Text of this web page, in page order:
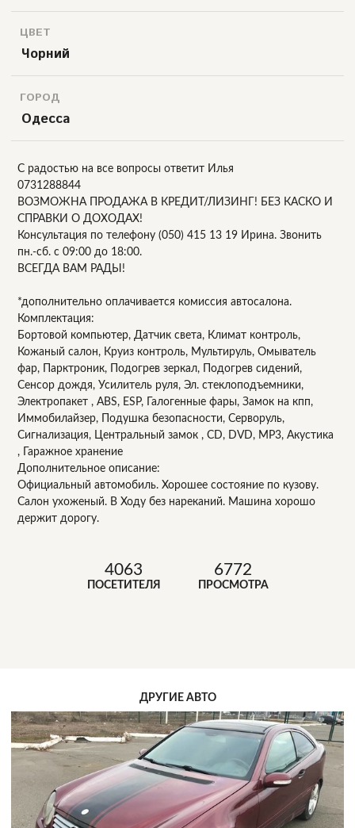
ЦВЕТ
Чорний
ГОРОД
Одесса
С радостью на все вопросы ответит Илья
0731288844
ВОЗМОЖНА ПРОДАЖА В КРЕДИТ/ЛИЗИНГ! БЕЗ КАСКО И
СПРАВКИ О ДОХОДАХ!
Консультация по телефону (050) 415 13 19 Ирина. Звонить
пн.-сб. с 09:00 до 18:00.
ВСЕГДА ВАМ РАДЫ!
*дополнительно оплачивается комиссия автосалона.
Комплектация:
Бортовой компьютер, Датчик света, Климат контроль,
Кожаный салон, Круиз контроль, Мультируль, Омыватель
фар, Парктроник, Подогрев зеркал, Подогрев сидений,
Сенсор дождя, Усилитель руля, Эл. стеклоподъемники,
Электропакет , ABS, ESP, Галогенные фары, Замок на кпп,
Иммобилайзер, Подушка безопасности, Серворуль,
Сигнализация, Центральный замок , CD, DVD, MP3, Акустика
, Гаражное хранение
Дополнительное описание:
Официальный автомобиль. Хорошее состояние по кузову.
Салон ухоженый. В Ходу без нареканий. Машина хорошо
держит дорогу.
4063
ПОСЕТИТЕЛЯ
6772
ПРОСМОТРА
ДРУГИЕ АВТО